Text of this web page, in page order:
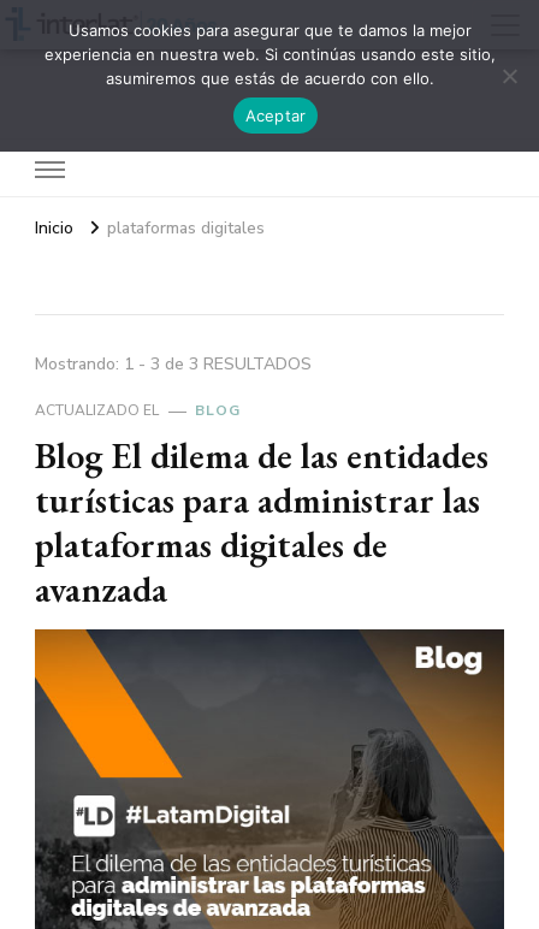
Inicio plataformas digitales
Mostrando: 1 - 3 de 3 RESULTADOS
ACTUALIZADO EL BLOG
Blog El dilema de las entidades
turísticas para administrar las
plataformas digitales de
avanzada
Usamos cookies para asegurar que te damos la mejor
experiencia en nuestra web. Si continúas usando este sitio,
asumiremos que estás de acuerdo con ello.
Aceptar